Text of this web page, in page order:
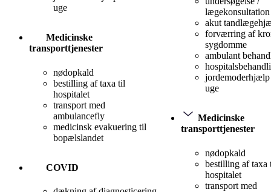
uge
Medicinske
transporttjenester
nødopkald
bestilling af taxa til
hospitalet
transport med
ambulancefly
medicinsk evakuering til
bopælslandet
COVID
lægekonsultation
akut
forværring af
sygdomme
ambulant
uge
Medicinske
transporttjenester
nødopkald
bestilling af taxa
hospitalet
transport med